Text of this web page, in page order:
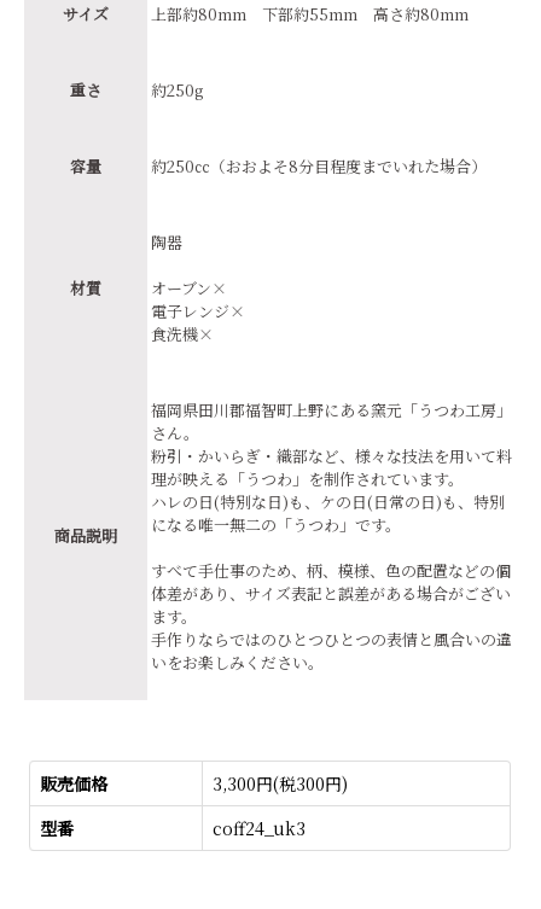
サイズ 上部約80mm 下部約55mm 高さ約80mm
重さ 約250g
容量 約250㏄（おおよそ8分目程度までいれた場合）
材質
陶器
オーブン×
電子レンジ×
食洗機×
商品説明
福岡県田川郡福智町上野にある窯元「うつわ工房」
さん。
粉引・かいらぎ・織部など、様々な技法を用いて料
理が映える「うつわ」を制作されています。
ハレの日(特別な日)も、ケの日(日常の日)も、特別
になる唯一無二の「うつわ」です。
すべて手仕事のため、柄、模様、色の配置などの個
体差があり、サイズ表記と誤差がある場合がござい
ます。
手作りならではのひとつひとつの表情と風合いの違
いをお楽しみください。
販売価格
3,300円(税300円)
型番
coff24_uk3